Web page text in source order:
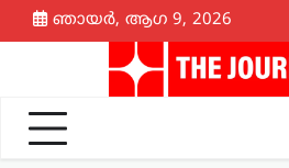
Skip
to
ഞായർ, ആഗ 9, 2026